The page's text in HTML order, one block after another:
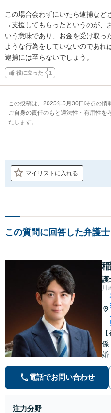
この場合会わずにいたら逮捕など
→支援してもらったというのが、
いう意味であり、お金を受け取っ
ような行為をしていないのであれ
逮捕には至らないでしょう。
役に立った 1
この投稿は、2025年5月30日時点の情
ご自身の責任のもと適法性・有用性
たします。
マイリストに入れる
この質問に回答した弁護士
護
係
婚
を
電話でお問い合わせ
注力分野